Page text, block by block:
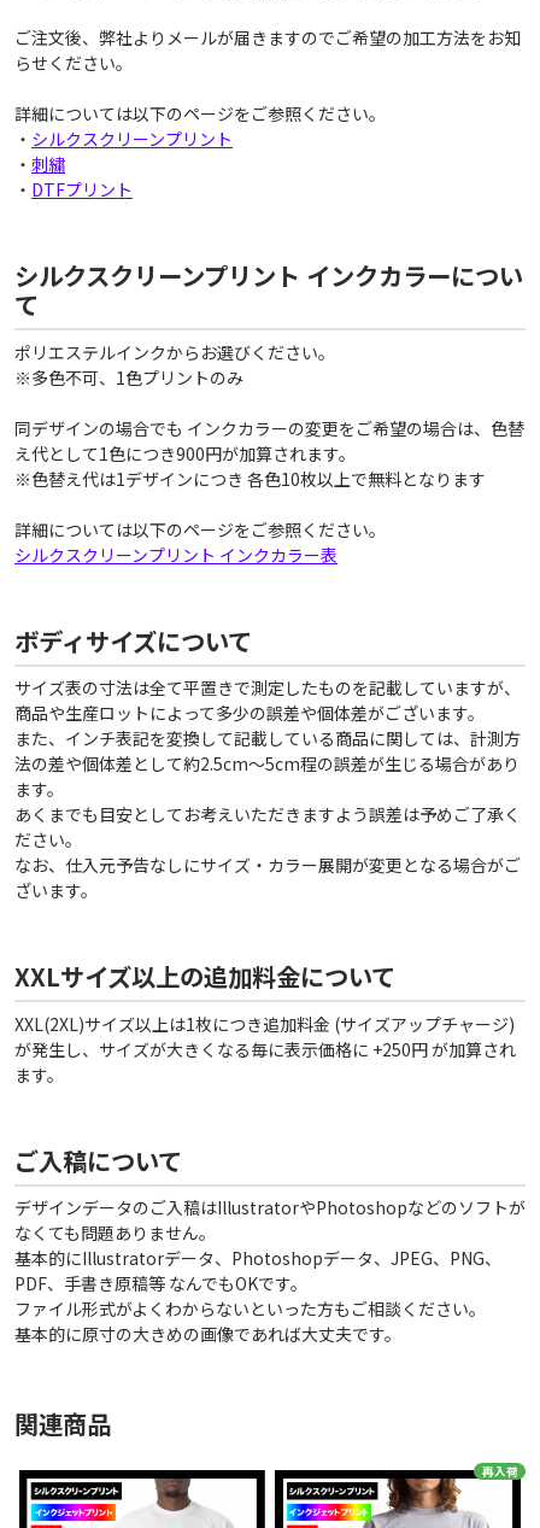
ご注文後、弊社よりメールが届きますのでご希望の加工方法をお知
らせください。
詳細については以下のページをご参照ください。
・ シルクスクリーンプリント
・ 刺繍
・ DTFプリント
シルクスクリーンプリント インクカラーについ
て
ポリエステルインクからお選びください。
※多色不可、1色プリントのみ
同デザインの場合でも インクカラーの変更をご希望の場合は、色替
え代として1色につき900円が加算されます。
※色替え代は1デザインにつき 各色10枚以上で無料となります
詳細については以下のページをご参照ください。
シルクスクリーンプリント インクカラー表
ボディサイズについて
サイズ表の寸法は全て平置きで測定したものを記載していますが、
商品や生産ロットによって多少の誤差や個体差がございます。
また、インチ表記を変換して記載している商品に関しては、計測方
法の差や個体差として約2.5cm〜5cm程の誤差が生じる場合があり
ます。
あくまでも目安としてお考えいただきますよう誤差は予めご了承く
ださい。
なお、仕入元予告なしにサイズ・カラー展開が変更となる場合がご
ざいます。
XXLサイズ以上の追加料金について
XXL(2XL)サイズ以上は1枚につき追加料金 (サイズアップチャージ)
が発生し、サイズが大きくなる毎に表示価格に +250円 が加算され
ます。
ご入稿について
デザインデータのご入稿はIllustratorやPhotoshopなどのソフトが
なくても問題ありません。
基本的にIllustratorデータ、Photoshopデータ、JPEG、PNG、
PDF、手書き原稿等 なんでもOKです。
ファイル形式がよくわからないといった方もご相談ください。
基本的に原寸の大きめの画像であれば大丈夫です。
関連商品